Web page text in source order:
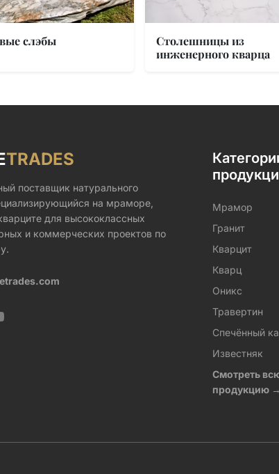
слэбы
Столешницы из
инженерного кварца
TRADES
поставщик натурального
на мраморе,
для высококлассных
и коммерческих проектов по
Мрамор
Гранит
Кварцит
Кварц
Оникс
Травертин
Спечённый
Известняк
Смотреть
продукцию →